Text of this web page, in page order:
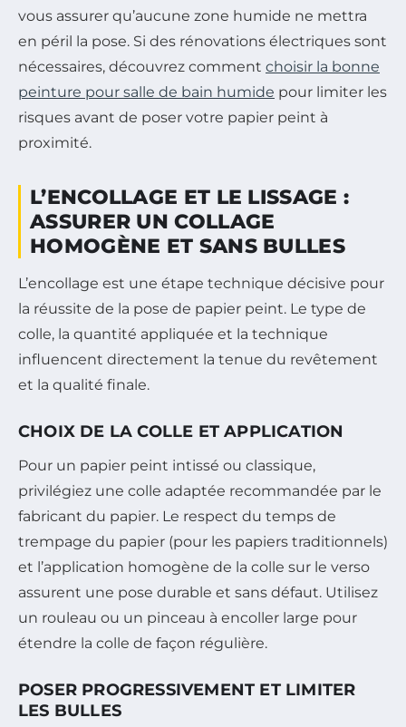
vous assurer qu’aucune zone humide ne mettra
en péril la pose. Si des rénovations électriques sont
nécessaires, découvrez comment choisir la bonne
peinture pour salle de bain humide pour limiter les
risques avant de poser votre papier peint à
proximité.
L’ENCOLLAGE ET LE LISSAGE :
ASSURER UN COLLAGE
HOMOGÈNE ET SANS BULLES
L’encollage est une étape technique décisive pour
la réussite de la pose de papier peint. Le type de
colle, la quantité appliquée et la technique
influencent directement la tenue du revêtement
et la qualité finale.
CHOIX DE LA COLLE ET APPLICATION
Pour un papier peint intissé ou classique,
privilégiez une colle adaptée recommandée par le
fabricant du papier. Le respect du temps de
trempage du papier (pour les papiers traditionnels)
et l’application homogène de la colle sur le verso
assurent une pose durable et sans défaut. Utilisez
un rouleau ou un pinceau à encoller large pour
étendre la colle de façon régulière.
POSER PROGRESSIVEMENT ET LIMITER
LES BULLES